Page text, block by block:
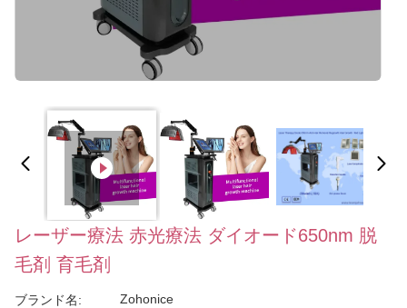
レーザー療法 赤光療法 ダイオード650nm 脱
毛剤 育毛剤
ブランド名: Zohonice